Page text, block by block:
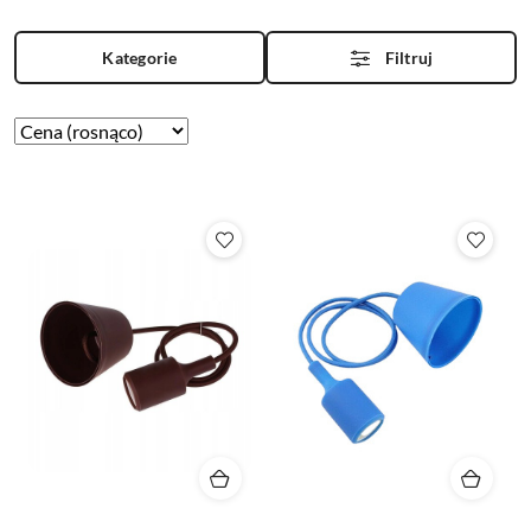
Kategorie Filtruj
Zastosowano
Sortuj